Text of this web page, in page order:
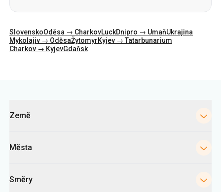
SlovenskoOděsa → CharkovLuckDnipro → UmaňUkrajina
Mykolajiv → OděsaŽytomyrKyjev → Tatarbunarium
Charkov → KyjevGdaňsk
Země
Města
Směry